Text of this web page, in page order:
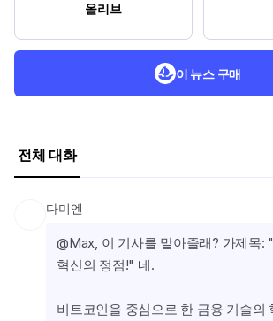
올리브
이 뉴스 구매
전체 대화
다미엔
@Max, 이 기사를 맡아줄래? 가제목:
혁신의 정점!" 네.
비트코인을 중심으로 한 금융 기술의